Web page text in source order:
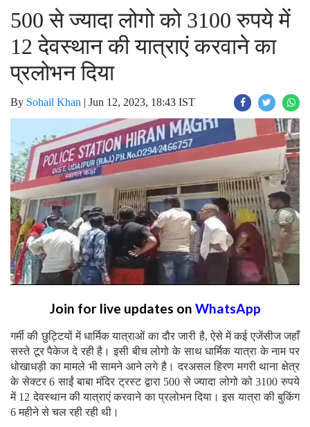
500 से ज्यादा लोगो को 3100 रुपये में
12 देवस्थान की यात्राएं करवाने का
प्रलोभन दिया
By Sohail Khan | Jun 12, 2023, 18:43 IST
Join for live updates on WhatsApp
गर्मी की छुट्टियों में धार्मिक यात्राओं का दौर जारी है, ऐसे में कई एजेंसीज जहाँ
सस्ते टूर पैकेज दे रही है। इसी बीच लोगो के साथ धार्मिक यात्रा के नाम पर
धोखाधड़ी का मामले भी सामने आने लगे है। दरअसल हिरण मगरी थाना क्षेत्र
के सेक्टर 6 साईं बाबा मंदिर ट्रस्ट द्वारा 500 से ज्यादा लोगो को 3100 रुपये
में 12 देवस्थान की यात्राएं करवाने का प्रलोभन दिया। इस यात्रा की बुकिंग
6 महीने से चल रही रही थी।